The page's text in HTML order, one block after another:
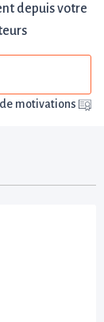
depuis votre
motivations